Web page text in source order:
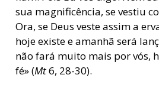
sua magnificência, se vestiu
Ora, se Deus veste assim a
hoje existe e amanhã será
não fará muito mais por vós,
fé» (Mt6, 28-30).